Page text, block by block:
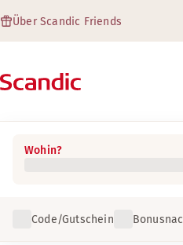
Über Scandic Friends
Wohin?
Code/Gutschein